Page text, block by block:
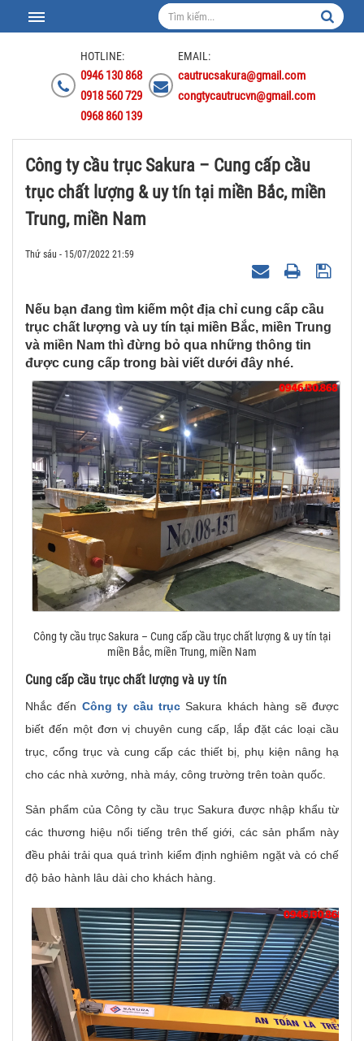
HOTLINE:
0946 130 868
0918 560 729
0968 860 139
EMAIL:
cautrucsakura@gmail.com
congtycautrucvn@gmail.com
Công ty cầu trục Sakura – Cung cấp cầu
trục chất lượng & uy tín tại miền Bắc, miền
Trung, miền Nam
Thứ sáu - 15/07/2022 21:59
Nếu bạn đang tìm kiếm một địa chỉ cung cấp cầu
trục chất lượng và uy tín tại miền Bắc, miền Trung
và miền Nam thì đừng bỏ qua những thông tin
được cung cấp trong bài viết dưới đây nhé.
Công ty cầu trục Sakura – Cung cấp cầu trục chất lượng & uy tín tại
miền Bắc, miền Trung, miền Nam
Cung cấp cầu trục chất lượng và uy tín
Nhắc đến Công ty cầu trục Sakura khách hàng sẽ được
biết đến một đơn vị chuyên cung cấp, lắp đặt các loại cầu
trục, cổng trục và cung cấp các thiết bị, phụ kiện nâng hạ
cho các nhà xưởng, nhà máy, công trường trên toàn quốc.
Sản phẩm của Công ty cầu trục Sakura được nhập khẩu từ
các thương hiệu nổi tiếng trên thế giới, các sản phẩm này
đều phải trải qua quá trình kiểm định nghiêm ngặt và có chế
độ bảo hành lâu dài cho khách hàng.